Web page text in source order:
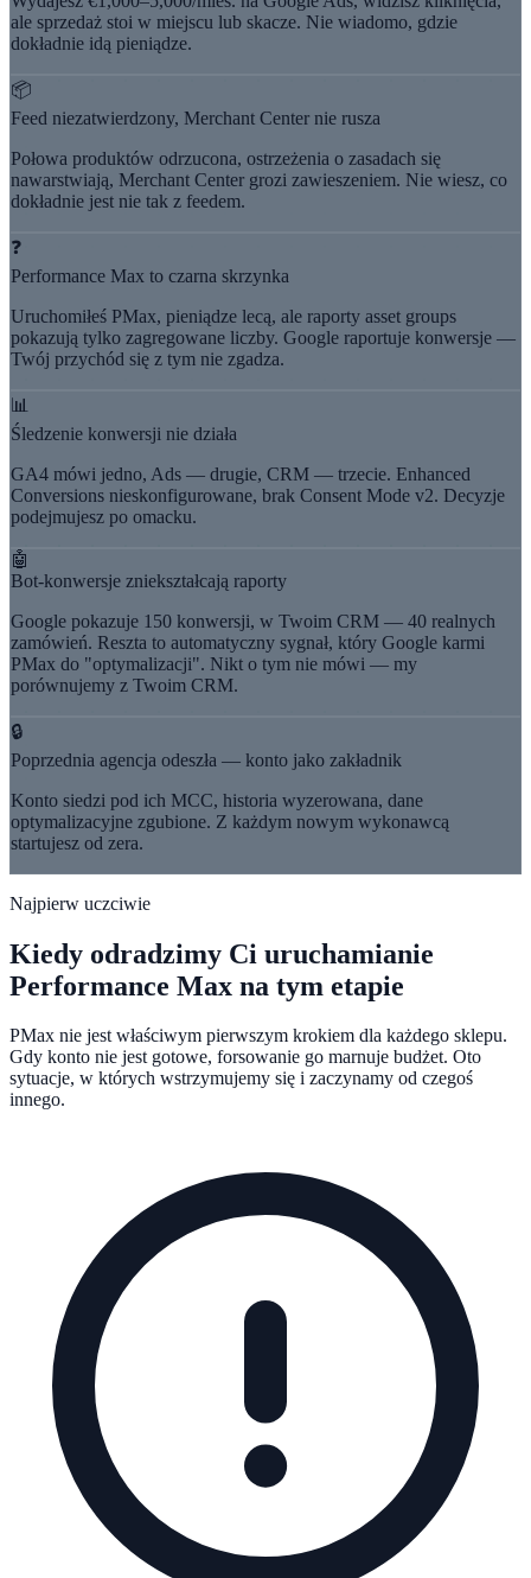
ale sprzedaż stoi w miejscu lub skacze. Nie wiadomo, gdzie
dokładnie idą pieniądze.
📦
Feed niezatwierdzony, Merchant Center nie rusza
Połowa produktów odrzucona, ostrzeżenia o zasadach się
nawarstwiają, Merchant Center grozi zawieszeniem. Nie wiesz, co
dokładnie jest nie tak z feedem.
❓
Performance Max to czarna skrzynka
Uruchomiłeś PMax, pieniądze lecą, ale raporty asset groups
pokazują tylko zagregowane liczby. Google raportuje konwersje —
Twój przychód się z tym nie zgadza.
📊
Śledzenie konwersji nie działa
GA4 mówi jedno, Ads — drugie, CRM — trzecie. Enhanced
Conversions nieskonfigurowane, brak Consent Mode v2. Decyzje
podejmujesz po omacku.
🤖
Bot-konwersje zniekształcają raporty
Google pokazuje 150 konwersji, w Twoim CRM — 40 realnych
zamówień. Reszta to automatyczny sygnał, który Google karmi
PMax do "optymalizacji". Nikt o tym nie mówi — my
porównujemy z Twoim CRM.
🔒
Poprzednia agencja odeszła — konto jako zakładnik
Konto siedzi pod ich MCC, historia wyzerowana, dane
optymalizacyjne zgubione. Z każdym nowym wykonawcą
startujesz od zera.
Najpierw uczciwie
Kiedy odradzimy Ci uruchamianie
Performance Max na tym etapie
PMax nie jest właściwym pierwszym krokiem dla każdego sklepu.
Gdy konto nie jest gotowe, forsowanie go marnuje budżet. Oto
sytuacje, w których wstrzymujemy się i zaczynamy od czegoś
innego.